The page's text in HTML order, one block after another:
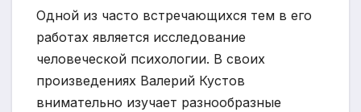
Одной из часто встречающихся тем в его
работах является исследование
человеческой психологии. В своих
произведениях Валерий Кустов
внимательно изучает разнообразные